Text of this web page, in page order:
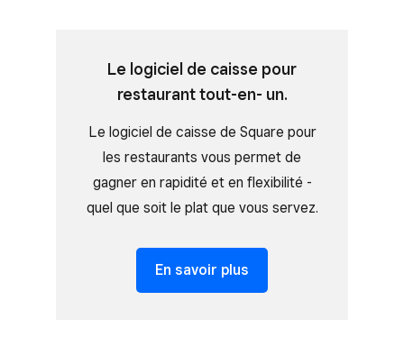
Le logiciel de caisse pour
restaurant tout-en- un.
Le logiciel de caisse de Square pour
les restaurants vous permet de
gagner en rapidité et en flexibilité -
quel que soit le plat que vous servez.
En savoir plus